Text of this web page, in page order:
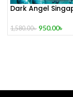
Dark Angel
mL
1,580.00৳ 950.00৳